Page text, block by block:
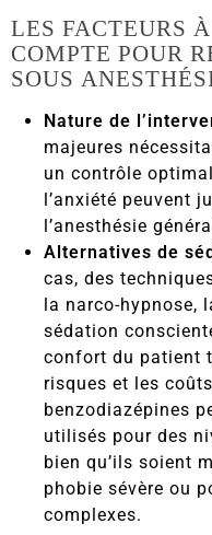
LES FACTEURS
COMPTE POUR
SOUS
Nature de
majeures
un contrôle
l’anxiété peuvent
l’anesthésie
Alternatives de
cas, des
la narco-hypnose,
sédation
confort du patient
risques et les
benzodiazépines
utilisés pour des
bien qu’ils soient
phobie sévère ou
complexes.